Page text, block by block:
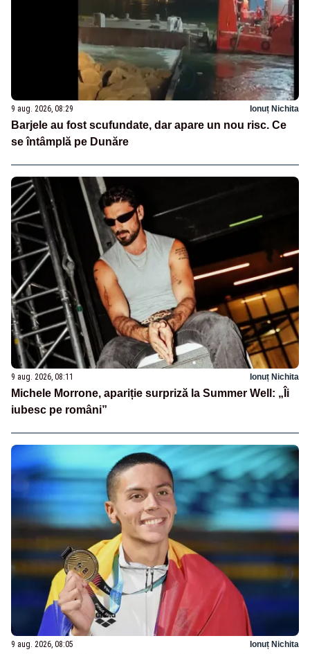
9 aug. 2026, 08:29 Ionuț Nichita
Barjele au fost scufundate, dar apare un nou risc. Ce
se întâmplă pe Dunăre
9 aug. 2026, 08:11 Ionuț Nichita
Michele Morrone, apariție surpriză la Summer Well: „Îi
iubesc pe români”
9 aug. 2026, 08:05 Ionuț Nichita